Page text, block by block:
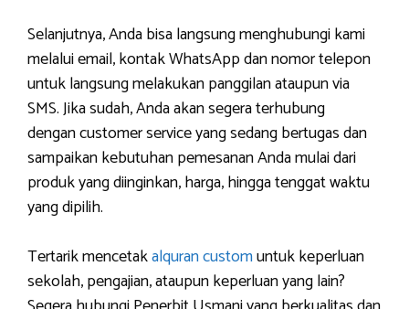
Selanjutnya, Anda bisa langsung menghubungi kami
melalui email, kontak WhatsApp dan nomor telepon
untuk langsung melakukan panggilan ataupun via
SMS. Jika sudah, Anda akan segera terhubung
dengan customer service yang sedang bertugas dan
sampaikan kebutuhan pemesanan Anda mulai dari
produk yang diinginkan, harga, hingga tenggat waktu
yang dipilih.
Tertarik mencetakalquran customuntuk keperluan
sekolah, pengajian, ataupun keperluan yang lain?